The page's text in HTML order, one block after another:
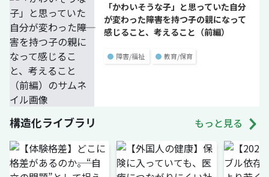
「かわいそうな子」と思っていた自分
が変わった――障害を持つ子の親になって
感じること、考えること（前編）
● 障害/福祉 ● 教育/保育
構造化ライブラリ もっと見る